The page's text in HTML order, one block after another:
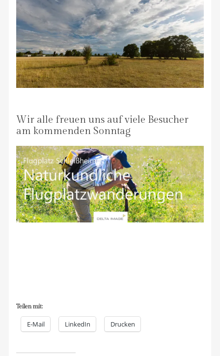
Wir alle freuen uns auf viele Besucher
am kommenden Sonntag
Teilen mit:
E-Mail LinkedIn Drucken